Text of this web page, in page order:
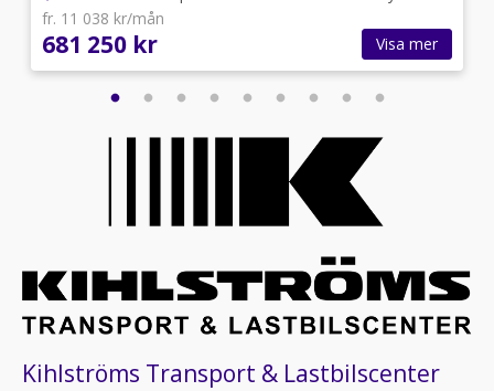
fr. 11 038 kr/mån
681 250 kr Visa mer
Kihlströms Transport & Lastbilscenter